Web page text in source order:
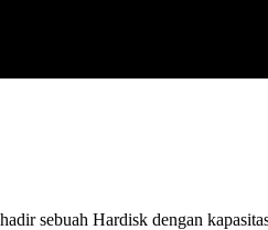
sebuah Hardisk dengan